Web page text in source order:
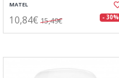
MATEL
10,84€ 15,49€ - 30%